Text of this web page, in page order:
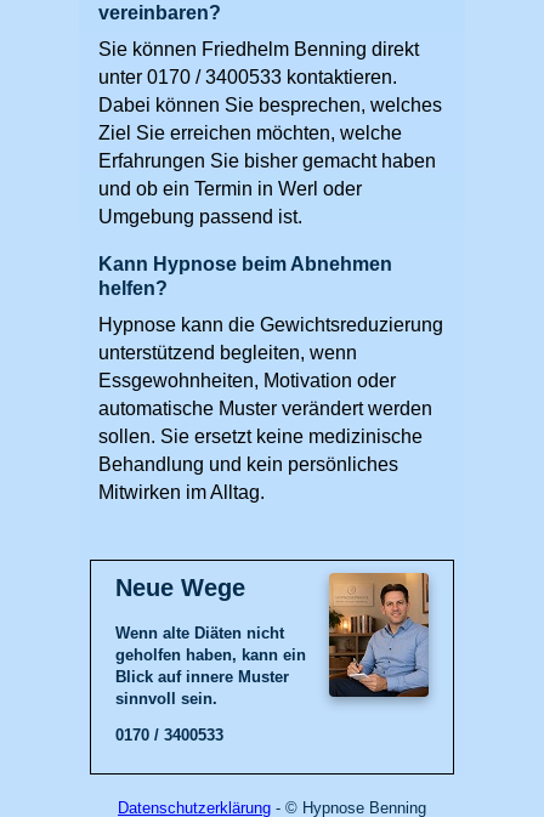
vereinbaren?
Sie können Friedhelm Benning direkt
unter 0170 / 3400533 kontaktieren.
Dabei können Sie besprechen, welches
Ziel Sie erreichen möchten, welche
Erfahrungen Sie bisher gemacht haben
und ob ein Termin in Werl oder
Umgebung passend ist.
Kann Hypnose beim Abnehmen
helfen?
Hypnose kann die Gewichtsreduzierung
unterstützend begleiten, wenn
Essgewohnheiten, Motivation oder
automatische Muster verändert werden
sollen. Sie ersetzt keine medizinische
Behandlung und kein persönliches
Mitwirken im Alltag.
Neue Wege
Wenn alte Diäten nicht
geholfen haben, kann ein
Blick auf innere Muster
sinnvoll sein.
0170 / 3400533
Datenschutzerklärung - © Hypnose Benning